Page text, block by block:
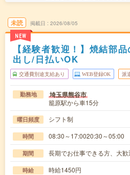
未読
NEW
掲載日 2026/08/05
【経験者歓迎！】焼結部
出し/日払いOK
交通費別途支給あり WEB登録OK 派
勤務地 埼玉県熊谷市
籠原駅から車15分
曜日頻度 シフト制
時間 08:30～17:0020:30～05:00
期間 長期でお仕事できる方、大歓
時給 時給1450円